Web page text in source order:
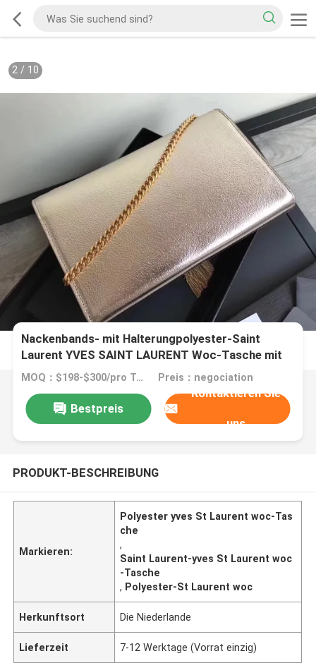
2/ 10
Nackenbands- mit Halterungpolyester-Saint
Laurent YVES SAINT LAURENT Woc-Tasche mit
Reißverschluss-Schließungs-Silber
MOQ：$198-$300/pro Tasche Preis：negociation
Bestpreis
Kontaktieren Sie
uns
PRODUKT-BESCHREIBUNG
Markieren:
Polyester yves St Laurent woc-Tas
che
,
Saint Laurent-yves St Laurent woc
-Tasche
, Polyester-St Laurent woc
Herkunftsort Die Niederlande
Lieferzeit 7-12 Werktage (Vorrat einzig)